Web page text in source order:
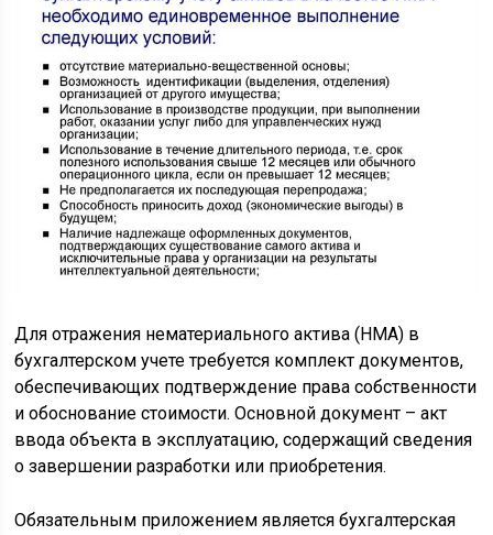
Для отражения нематериального актива (НМА) в
бухгалтерском учете требуется комплект документов,
обеспечивающих подтверждение права собственности
и обоснование стоимости. Основной документ – акт
ввода объекта в эксплуатацию, содержащий сведения
о завершении разработки или приобретения.
Обязательным приложением является бухгалтерская